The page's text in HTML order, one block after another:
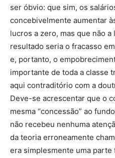
ser óbvio: que sim, os
concebivelmente aumentar
lucros a zero, mas que não
resultado seria o fracasso
e, portanto, o
importante de toda a classe
aqui contraditório com a
Deve-se acrescentar que o
mesma “concessão” ao
não recebeu nenhuma
da teoria erroneamente
era simplesmente uma parte